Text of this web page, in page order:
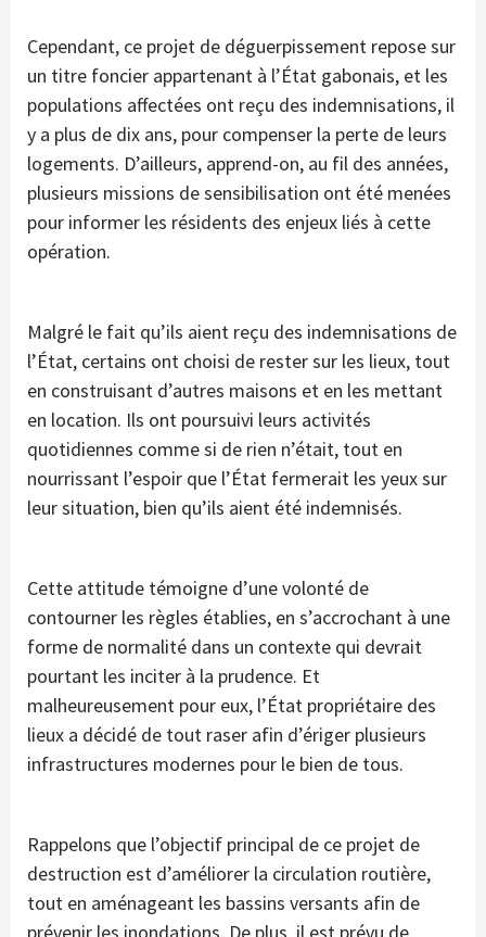
Cependant, ce projet de déguerpissement repose sur
un titre foncier appartenant à l’État gabonais, et les
populations affectées ont reçu des indemnisations, il
y a plus de dix ans, pour compenser la perte de leurs
logements. D’ailleurs, apprend-on, au fil des années,
plusieurs missions de sensibilisation ont été menées
pour informer les résidents des enjeux liés à cette
opération.
Malgré le fait qu’ils aient reçu des indemnisations de
l’État, certains ont choisi de rester sur les lieux, tout
en construisant d’autres maisons et en les mettant
en location. Ils ont poursuivi leurs activités
quotidiennes comme si de rien n’était, tout en
nourrissant l’espoir que l’État fermerait les yeux sur
leur situation, bien qu’ils aient été indemnisés.
Cette attitude témoigne d’une volonté de
contourner les règles établies, en s’accrochant à une
forme de normalité dans un contexte qui devrait
pourtant les inciter à la prudence. Et
malheureusement pour eux, l’État propriétaire des
lieux a décidé de tout raser afin d’ériger plusieurs
infrastructures modernes pour le bien de tous.
Rappelons que l’objectif principal de ce projet de
destruction est d’améliorer la circulation routière,
tout en aménageant les bassins versants afin de
prévenir les inondations. De plus, il est prévu de